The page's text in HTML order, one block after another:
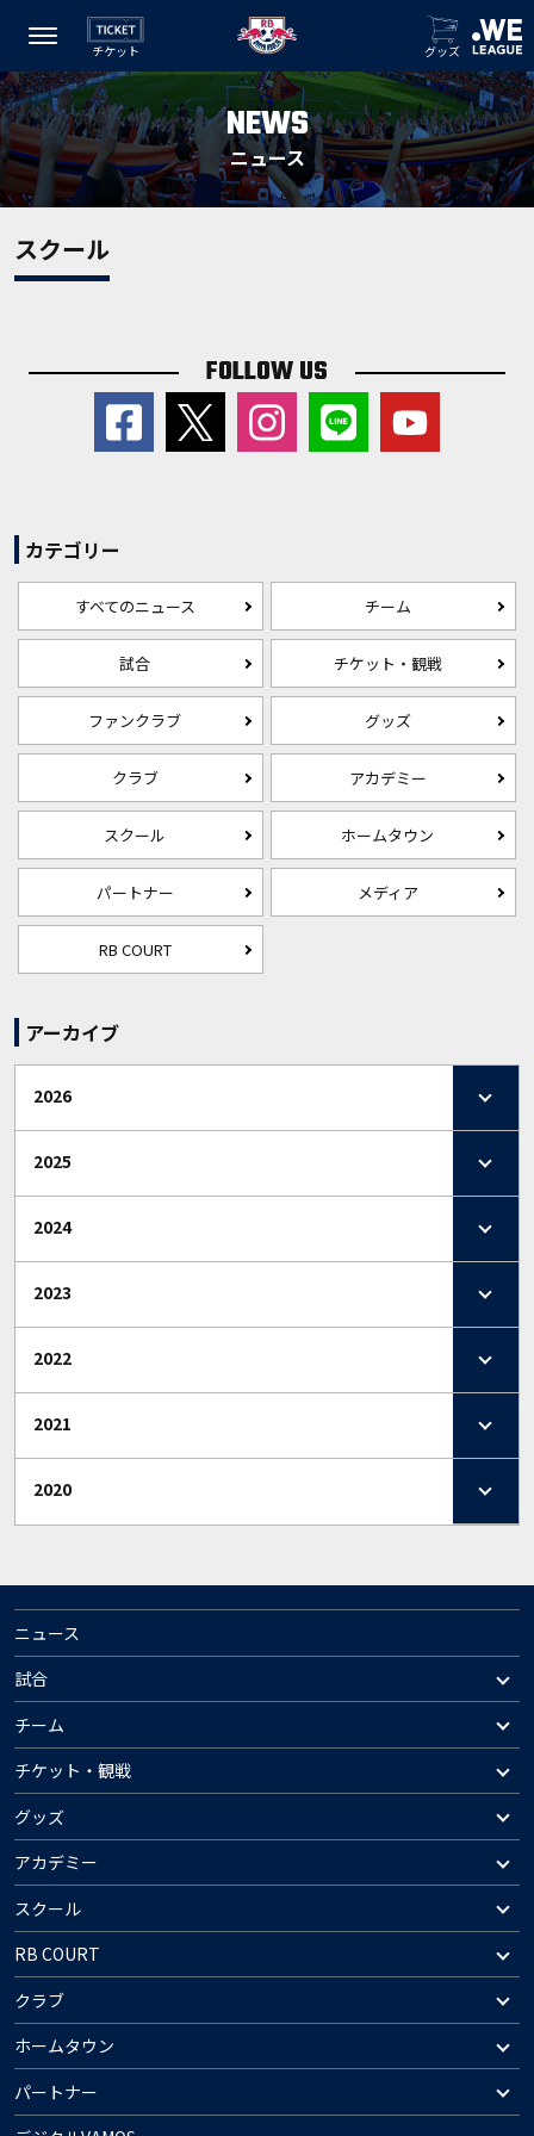
チケット グッズ
NEWS
ニュース
スクール
FOLLOW US
カテゴリー
すべてのニュース チーム
試合 チケット・観戦
ファンクラブ グッズ
クラブ アカデミー
スクール ホームタウン
パートナー メディア
RB COURT
アーカイブ
2026
2025
2024
2023
2022
2021
2020
ニュース
試合
チーム
チケット・観戦
グッズ
アカデミー
スクール
RB COURT
クラブ
ホームタウン
パートナー